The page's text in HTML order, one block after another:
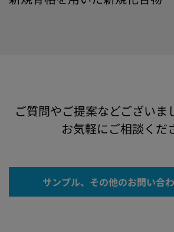
ご質問やご提案などございま
お気軽にご相談くだ
サンプル、その他のお問い合